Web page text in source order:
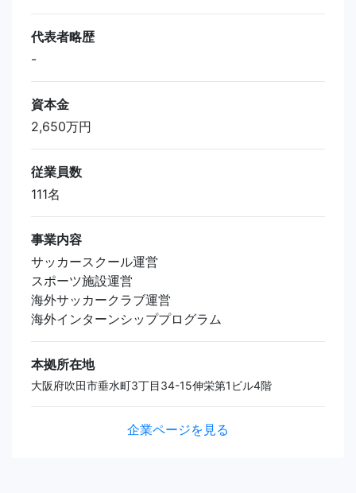
代表者略歴
-
資本金
2,650万円
従業員数
111名
事業内容
サッカースクール運営
スポーツ施設運営
海外サッカークラブ運営
海外インターンシッププログラム
本拠所在地
大阪府吹田市垂水町3丁目34-15伸栄第1ビル4階
企業ページを見る